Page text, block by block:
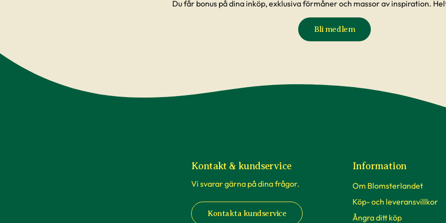
Vi hoppas självklart att dina nya växter ska passa fint där hemma och att du blir nöjd. För oss
är det viktigt att du lyckas med dina växter och därför erbjuder vi massa bra hjälp. Vi har ett
, där du kan söka bland frågor som andra
Du får bonus på dina inköp, exklusiva förmåner och massor av inspiration.
Bli medlem
Kontakt & kundservice
Vi svarar gärna på dina frågor.
Kontakta kundservice
Information
Om Blomsterlandet
Köp- och leveransvillkor
Ångra ditt köp